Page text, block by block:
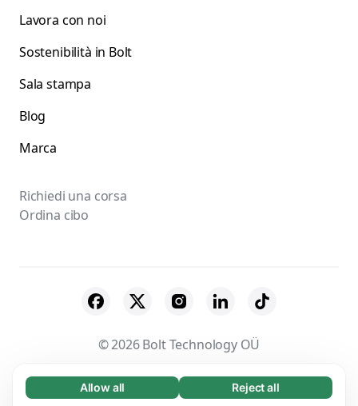
Necessary (65)
Allow all Reject all
Lavora con noi
Sostenibilità in Bolt
Sala stampa
Blog
Marca
Richiedi una corsa
Ordina cibo
© 2026 Bolt Technology OÜ
Fornitori Termini e condizioni Privacy